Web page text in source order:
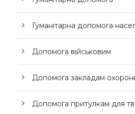
Гуманітарна допомога
Допомога військовим
Допомога закладам
Допомога притулкам для